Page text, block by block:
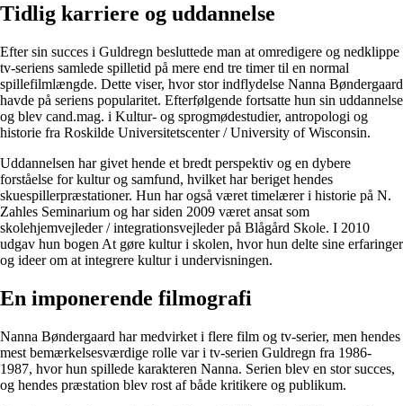
Tidlig karriere og uddannelse
Efter sin succes i Guldregn besluttede man at omredigere og nedklippe
tv-seriens samlede spilletid på mere end tre timer til en normal
spillefilmlængde. Dette viser, hvor stor indflydelse Nanna Bøndergaard
havde på seriens popularitet. Efterfølgende fortsatte hun sin uddannelse
og blev cand.mag. i Kultur- og sprogmødestudier, antropologi og
historie fra Roskilde Universitetscenter / University of Wisconsin.
Uddannelsen har givet hende et bredt perspektiv og en dybere
forståelse for kultur og samfund, hvilket har beriget hendes
skuespillerpræstationer. Hun har også været timelærer i historie på N.
Zahles Seminarium og har siden 2009 været ansat som
skolehjemvejleder / integrationsvejleder på Blågård Skole. I 2010
udgav hun bogen At gøre kultur i skolen, hvor hun delte sine erfaringer
og ideer om at integrere kultur i undervisningen.
En imponerende filmografi
Nanna Bøndergaard har medvirket i flere film og tv-serier, men hendes
mest bemærkelsesværdige rolle var i tv-serien Guldregn fra 1986-
1987, hvor hun spillede karakteren Nanna. Serien blev en stor succes,
og hendes præstation blev rost af både kritikere og publikum.